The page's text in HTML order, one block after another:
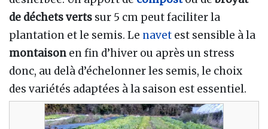
de déchets verts sur 5 cm peut faciliter la
plantation et le semis. Le navet est sensible à la
montaison en fin d’hiver ou après un stress
donc, au delà d’échelonner les semis, le choix
des variétés adaptées à la saison est essentiel.